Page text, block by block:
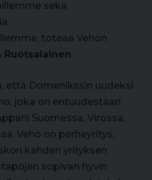
sekä
toteaa Vehon
Ruotsalainen.
että Domenikssin uudeksi
joka on entuudestaan
Suomessa, Virossa,
Veho on perheyritys,
kahden yrityksen
sopivan hyvin